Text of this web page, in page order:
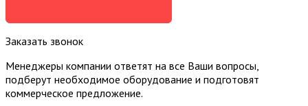
Заказать звонок
Менеджеры компании ответят на все Ваши вопросы,
подберут необходимое оборудование и подготовят
коммерческое предложение.